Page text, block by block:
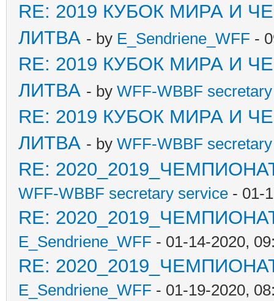
RE: 2019 КУБОК МИРА И
ЛИТВА - by E_Sendriene_WFF -
RE: 2019 КУБОК МИРА И
ЛИТВА - by WFF-WBBF
RE: 2019 КУБОК МИРА И
ЛИТВА - by WFF-WBBF
RE:
WFF-WBBF secretary service - 01-
RE:
E_Sendriene_WFF - 01-14-2020,
RE:
E_Sendriene_WFF - 01-19-2020,